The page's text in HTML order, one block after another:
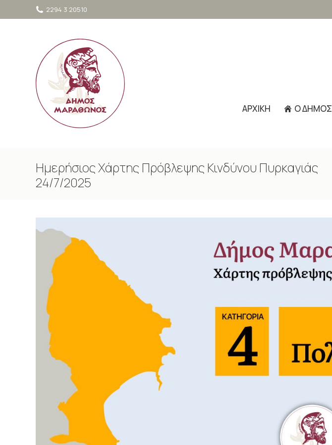
περιεχόμενο2294 3 20510
ΑΡΧΙΚΗ Ο ΔΗΜΟΣ
Ημερήσιος Χάρτης Πρόβλεψης Κινδύνου Πυρκαγιάς
24/7/2025